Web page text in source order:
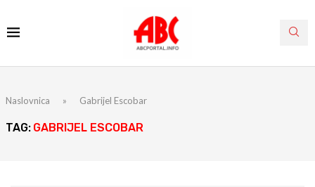
Naslovnica » Gabrijel Escobar
TAG: GABRIJEL ESCOBAR